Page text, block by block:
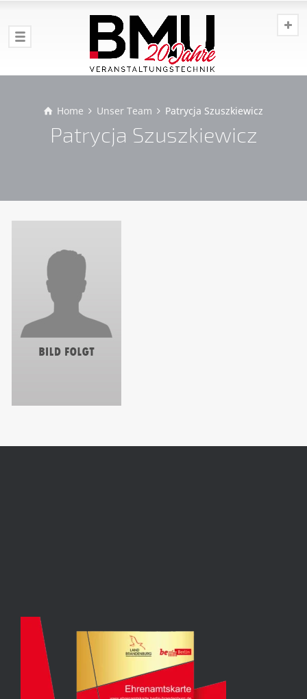
Home Unser Team Patrycja Szuszkiewicz
Patrycja Szuszkiewicz